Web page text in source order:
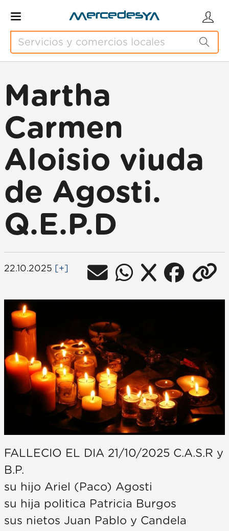
Martha
Carmen
Aloisio viuda
de Agosti.
Q.E.P.D
22.10.2025 [+]
FALLECIO EL DIA 21/10/2025 C.A.S.R y
B.P.
su hijo Ariel (Paco) Agosti
su hija politica Patricia Burgos
sus nietos Juan Pablo y Candela